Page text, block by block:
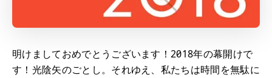
明けましておめでとうございます！2018年の幕開けで
す！光陰矢のごとし。それゆえ、私たちは時間を無駄に